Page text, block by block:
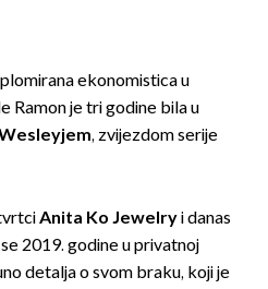
ekonomistica u
Ramon je tri godine bila u
, zvijezdom serije
Anita Ko Jewelryi danas
2019. godine u privatnoj
detalja o svom braku, koji je